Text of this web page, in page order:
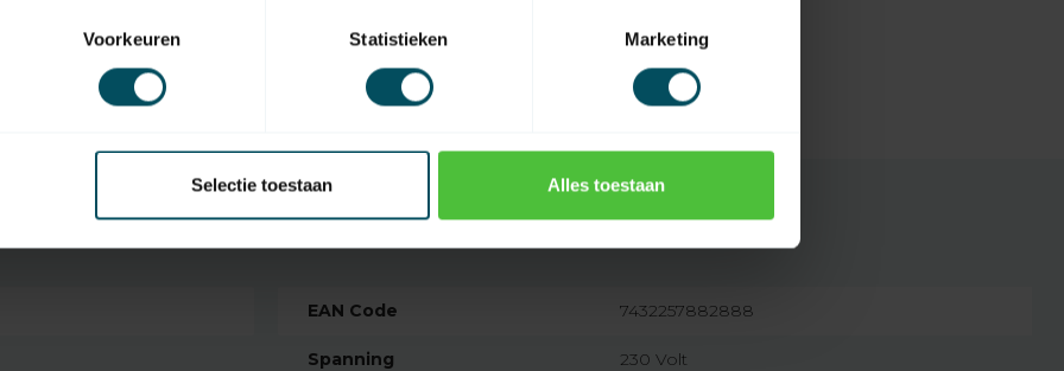
Voorkeuren Statistieken Marketing
Selectie toestaan Alles toestaan
Combineert diverse app's.
omgeving gaat regenen,
de App store of de Google Play store.
EAN Code 7432257882888
Spanning 230 Volt